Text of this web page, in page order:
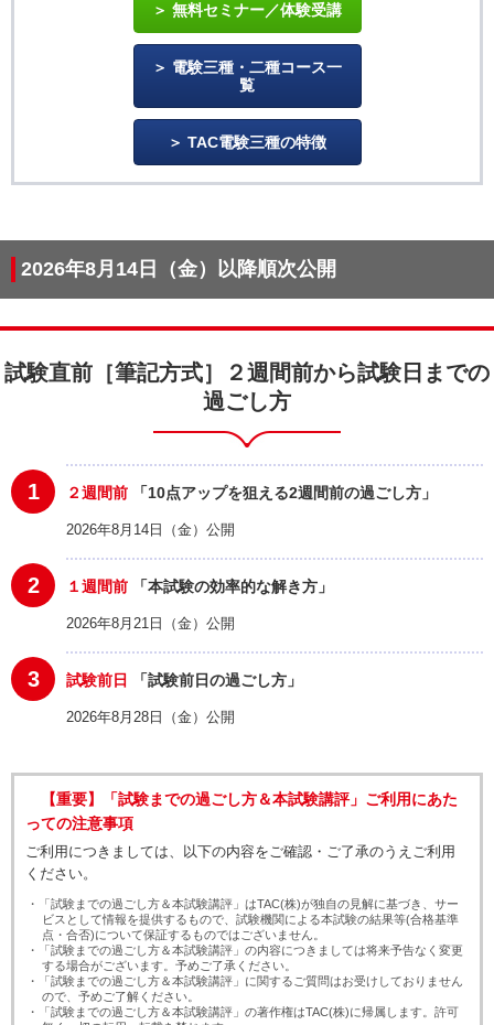
無料セミナー／体験受講
電験三種・二種コース一
覧
TAC電験三種の特徴
2026年8月14日（金）以降順次公開
試験直前［筆記方式］２週間前から試験日までの
過ごし方
1 ２週間前 「10点アップを狙える2週間前の過ごし方」
2026年8月14日（金）公開
2 １週間前 「本試験の効率的な解き方」
2026年8月21日（金）公開
3 試験前日 「試験前日の過ごし方」
2026年8月28日（金）公開
【重要】「試験までの過ごし方＆本試験講評」ご利用にあた
っての注意事項
ご利用につきましては、以下の内容をご確認・ご了承のうえご利用
ください。
・「試験までの過ごし方＆本試験講評」はTAC(株)が独自の見解に基づき、サー
ビスとして情報を提供するもので、試験機関による本試験の結果等(合格基準
点・合否)について保証するものではございません。
・「試験までの過ごし方＆本試験講評」の内容につきましては将来予告なく変更
する場合がございます。予めご了承ください。
・「試験までの過ごし方＆本試験講評」に関するご質問はお受けしておりません
ので、予めご了解ください。
・「試験までの過ごし方＆本試験講評」の著作権はTAC(株)に帰属します。許可